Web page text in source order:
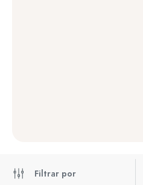
Filtrar por